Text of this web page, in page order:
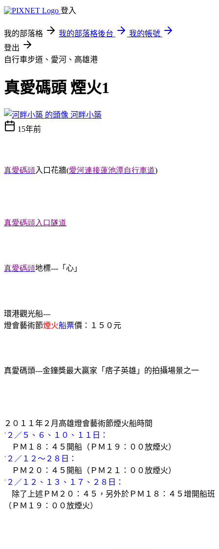
登入
我的部落格 我的部落格後台
我的帳號
登出
自行車步道、愛河、高雄港
真愛碼頭 煙火1
河畔小築
15年前
真愛碼頭入口花牆(愛河連接蓮池潭自行車道)
真愛碼頭入口隧道
真愛碼頭地標--- 「心」
環港觀光船---
燈會藝術節煙火船票價：１５０元
真愛碼頭---金鐘獎最大贏家「痞子英雄」的拍攝場景之一
２０１１年２月高雄燈會藝術節煙火船時間
˙２／５、６、１０、１１日：
ＰＭ１８：４５開船（ＰＭ１９：００放煙火）
˙２／１２～２８日：
ＰＭ２０：４５開船（ＰＭ２１：００放煙火）
˙２／１２、１３、１７、２８日：
除了上述ＰＭ２０：４５，另外於ＰＭ１８：４５增開船班
（ＰＭ１９：００放煙火）